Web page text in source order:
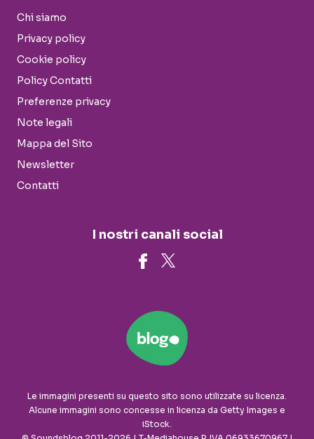
Chi siamo
Privacy policy
Cookie policy
Policy Contatti
Preferenze privacy
Note legali
Mappa del Sito
Newsletter
Contatti
I nostri canali social
Le immagini presenti su questo sito sono utilizzate su licenza.
Alcune immagini sono concesse in licenza da Getty Images e
iStock.